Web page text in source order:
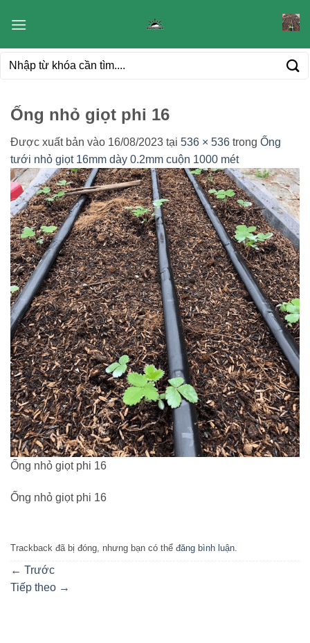
qua
dung
Tìm
Ống nhỏ giọt phi 16
Được xuất bản vào 16/08/2023 tại 536 × 536 trong Ống
tưới nhỏ giọt 16mm dày 0.2mm cuộn 1000 mét
Ống nhỏ giọt phi 16
Ống nhỏ giọt phi 16
Trackback đã bị đóng, nhưng bạn có thể đăng bình luận.
← Trước
Tiếp theo →